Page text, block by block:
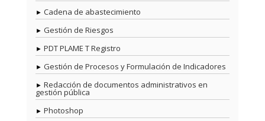
Cadena de abastecimiento
Gestión de Riesgos
PDT PLAME T Registro
Gestión de Procesos y Formulación de Indicadores
Redacción de documentos administrativos en
gestión pública
Photoshop